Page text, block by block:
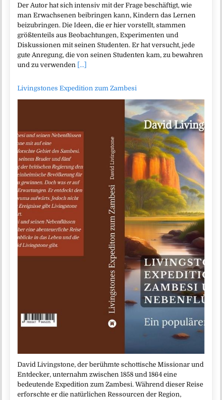
Der Autor hat sich intensiv mit der Frage beschäftigt, wie
man Erwachsenen beibringen kann, Kindern das Lernen
beizubringen. Die Ideen, die er hier vorstellt, stammen
größtenteils aus Beobachtungen, Experimenten und
Diskussionen mit seinen Studenten. Er hat versucht, jede
gute Anregung, die von seinen Studenten kam, zu bewahren
und zu verwenden [...]
Livingstones Expedition zum Zambesi
David Livingstone, der berühmte schottische Missionar und
Entdecker, unternahm zwischen 1858 und 1864 eine
bedeutende Expedition zum Zambesi. Während dieser Reise
erforschte er die natürlichen Ressourcen der Region,